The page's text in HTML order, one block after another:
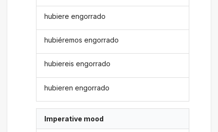
hubiere engorrado
hubiéremos engorrado
hubiereis engorrado
hubieren engorrado
Imperative mood